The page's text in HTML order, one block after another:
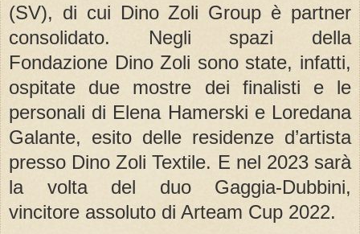
(SV), di cui Dino Zoli Group è partner
consolidato. Negli spazi della
Fondazione Dino Zoli sono state, infatti,
ospitate due mostre dei finalisti e le
personali di Elena Hamerski e Loredana
Galante, esito delle residenze d’artista
presso Dino Zoli Textile. E nel 2023 sarà
la volta del duo Gaggia-Dubbini,
vincitore assoluto di Arteam Cup 2022.